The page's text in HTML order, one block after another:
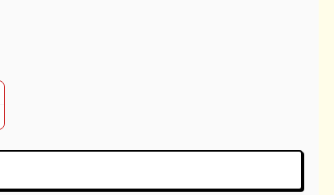
¥14,000
¥15,000
¥15,000
¥17,000
¥15,500
¥17,500